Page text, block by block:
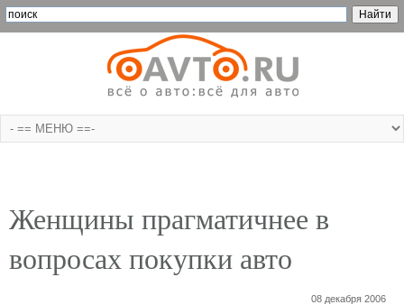
Женщины прагматичнее в
вопросах покупки авто
08 декабря 2006